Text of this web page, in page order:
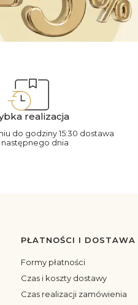
realizacja
do godziny 15:30 dostawa
następnego dnia
PŁATNOŚCI I DOSTAWA
Formy płatności
Czas i koszty dostawy
Czas realizacji zamówienia